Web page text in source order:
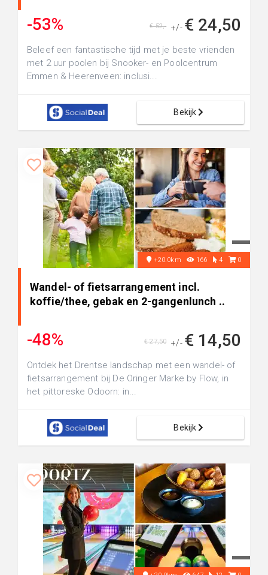
-53% +/- € 24,50
€ 52,-
Beleef een fantastische tijd met je beste vrienden
met 2 uur poolen bij Snooker- en Poolcentrum
Emmen & Heerenveen: inclusi...
Bekijk
+20.0km 166 4 0
Wandel- of fietsarrangement incl.
koffie/thee, gebak en 2-gangenlunch ..
-48% +/- € 14,50
€ 27,50
Ontdek het Drentse landschap met een wandel- of
fietsarrangement bij De Oringer Marke by Flow, in
het pittoreske Odoorn: in...
Bekijk